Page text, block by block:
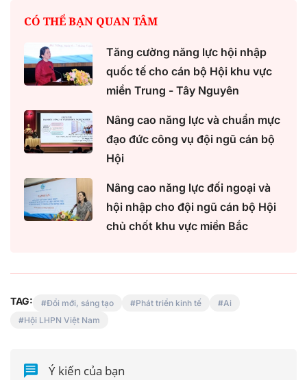
CÓ THỂ BẠN QUAN TÂM
Tăng cường năng lực hội nhập
quốc tế cho cán bộ Hội khu vực
miền Trung - Tây Nguyên
Nâng cao năng lực và chuẩn mực
đạo đức công vụ đội ngũ cán bộ
Hội
Nâng cao năng lực đối ngoại và
hội nhập cho đội ngũ cán bộ Hội
chủ chốt khu vực miền Bắc
TAG: Đổi mới, sáng tạo Phát triển kinh tế
Ai
Hội LHPN Việt Nam
Ý kiến của bạn